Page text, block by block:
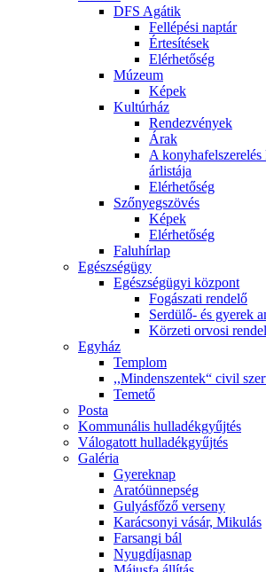
DFS Agátik
Fellépési naptár
Értesítések
Elérhetőség
Múzeum
Képek
Kultúrház
Rendezvények
Árak
A konyhafelszerelés
árlistája
Elérhetőség
Szőnyegszövés
Képek
Elérhetőség
Faluhírlap
Egészségügy
Egészségügyi központ
Fogászati rendelő
Serdülő- és gyerek
Körzeti orvosi
Egyház
Templom
,,Mindenszentek“ civil
Temető
Posta
Kommunális hulladékgyűjtés
Válogatott hulladékgyűjtés
Galéria
Gyereknap
Aratóünnepség
Gulyásfőző verseny
Karácsonyi vásár, Mikulás
Farsangi bál
Nyugdíjasnap